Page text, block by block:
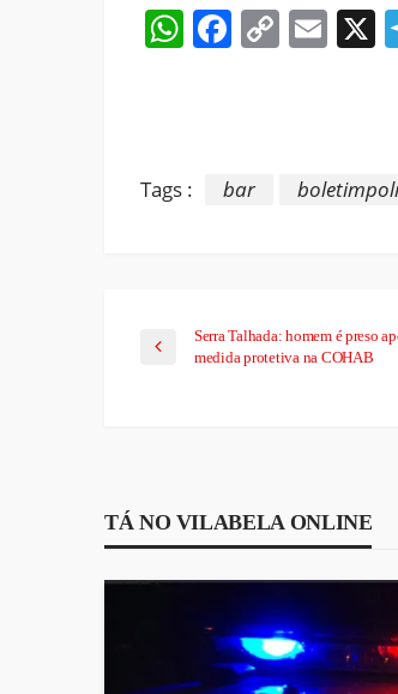
WhatsApp
Copy X
Tags : bar
Serra Talhada: homem é preso
medida protetiva na COHAB
TÁ NO VILABELA ONLINE